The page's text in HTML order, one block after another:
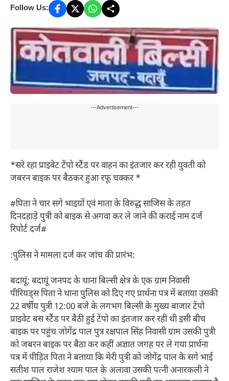
Follow Us:
---Advertisement---
*सरे रहा प्राइवेट टेंपो स्टैंड पर वाहन का इंतजार कर रही युवती को
जबरन बाइक पर बैठकर हुआ रफू चक्कर *
#पिता ने चार सगे भाइयों एवं माता के विरुद्ध साजिस के तहत
दिनदहाड़े पुत्री को बाइक से अगवा कर ले जाने की कराई नाम दर्ज
रिपोर्ट दर्ज#
:पुलिस ने मामला दर्ज कर जांच की प्रारंभ:
बदायूं: बदायूं जनपद के थाना बिल्सी क्षेत्र के एक ग्राम निवासी
पीरियड्स पिता ने थाना पुलिस को दिए गए प्रार्थना पत्र में बताया उसकी
22 वर्षीय पुत्री 12:00 बजे के लगभग बिल्सी के मुख्य बाजार टेंपो
प्राइवेट बस स्टैंड पर बैठी हुई टेंपो का इंतजार कर रही थी इसी बीच
बाइक पर पहुंच जोगेंद्र पाल पुत्र रक्षपाल सिंह निवासी ग्राम उसकी पुत्री
को जबरन बाइक पर बैठा कर कहीं अज्ञात जगह पर ले गया प्रार्थना
पत्र में पीड़ित पिता ने बताया कि मेरी पुत्री को जोगेंद्र पाल के सगे भाई
सतीश पाल राजेश श्याम पाल के अलावा उसकी पत्नी अनारकली ने